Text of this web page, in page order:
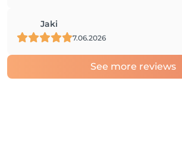
Jaki
7.06.2026
See more reviews